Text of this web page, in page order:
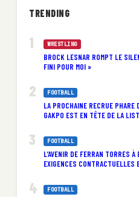
TRENDING
WRESTLING
BROCK LESNAR ROMPT LE
FINI POUR MOI »
FOOTBALL
LA PROCHAINE RECRUE
GAKPO EST EN TÊTE DE LA
FOOTBALL
L’AVENIR DE FERRAN TORRES
EXIGENCES CONTRACTUELLES
FOOTBALL